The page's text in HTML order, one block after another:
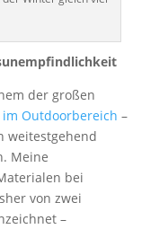
der großen
Outdoorbereich –
weitestgehend
Meine
bei
von zwei
–